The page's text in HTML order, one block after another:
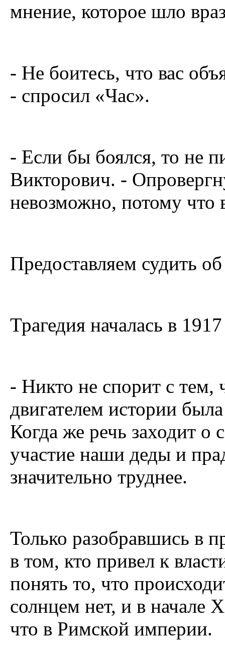
мнение, которое шло
- Не боитесь, что вас
- спросил «Час».
- Если бы боялся, то не
Викторович. -
невозможно, потому что
Предоставляем судить
Трагедия началась в 1917
- Никто не спорит с тем,
двигателем истории
Когда же речь заходит
участие наши деды и
значительно труднее.
Только разобравшись в
в том, кто привел к
понять то, что
солнцем нет, и в начале
что в Римской империи.